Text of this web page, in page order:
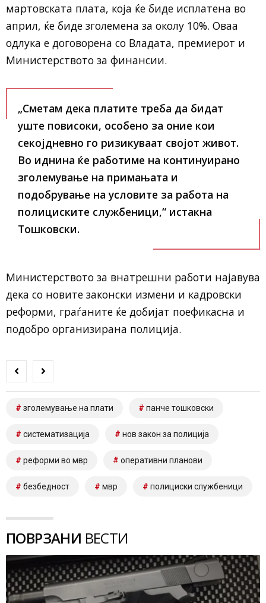
мартовската плата, која ќе биде исплатена во
април, ќе биде зголемена за околу 10%. Оваа
одлука е договорена со Владата, премиерот и
Министерството за финансии.
„Сметам дека платите треба да бидат
уште повисоки, особено за оние кои
секојдневно го ризикуваат својот живот.
Во иднина ќе работиме на континуирано
зголемување на примањата и
подобрување на условите за работа на
полициските службеници,“ истакна
Тошковски.
Министерството за внатрешни работи најавува
дека со новите законски измени и кадровски
реформи, граѓаните ќе добијат поефикасна и
подобро организирана полиција.
зголемување на плати панче тошковски
систематизација нов закон за полиција
реформи во мвр оперативни планови
безбедност мвр полициски службеници
ПОВРЗАНИ ВЕСТИ